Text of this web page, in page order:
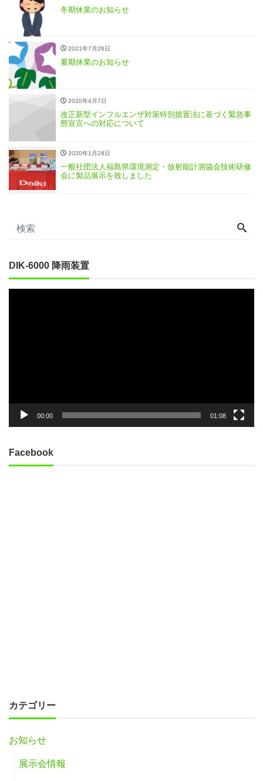
冬期休業のお知らせ
2021年7月26日
夏期休業のお知らせ
2020年4月7日
改正新型インフルエンザ対策特別措置法に基づく緊急事
態宣言への対応について
2020年1月28日
一般社団法人福島県環境測定・放射能計測協会技術研修
会に製品展示を致しました
DIK-6000 降雨装置
00:00 01:08
Facebook
カテゴリー
お知らせ
展示会情報